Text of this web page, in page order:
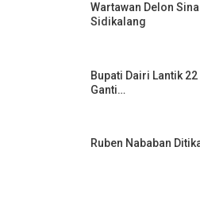
Wartawan Delon
Sidikalang
Bupati Dairi Lantik
Ganti…
Ruben Nababan